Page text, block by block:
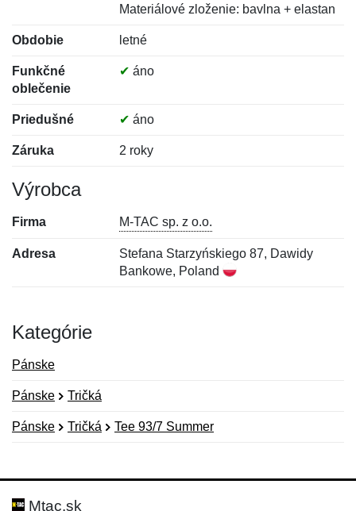
Materiálové zloženie: bavlna + elastan
Obdobie letné
Funkčné
oblečenie
✔ áno
Priedušné ✔ áno
Záruka 2 roky
Výrobca
Firma M-TAC sp. z o.o.
Adresa
Stefana Starzyńskiego 87, Dawidy
Bankowe, Poland
Kategórie
Pánske
Pánske Tričká
Pánske Tričká Tee 93/7 Summer
Hodnotenie:
Meno:
Mtac.sk